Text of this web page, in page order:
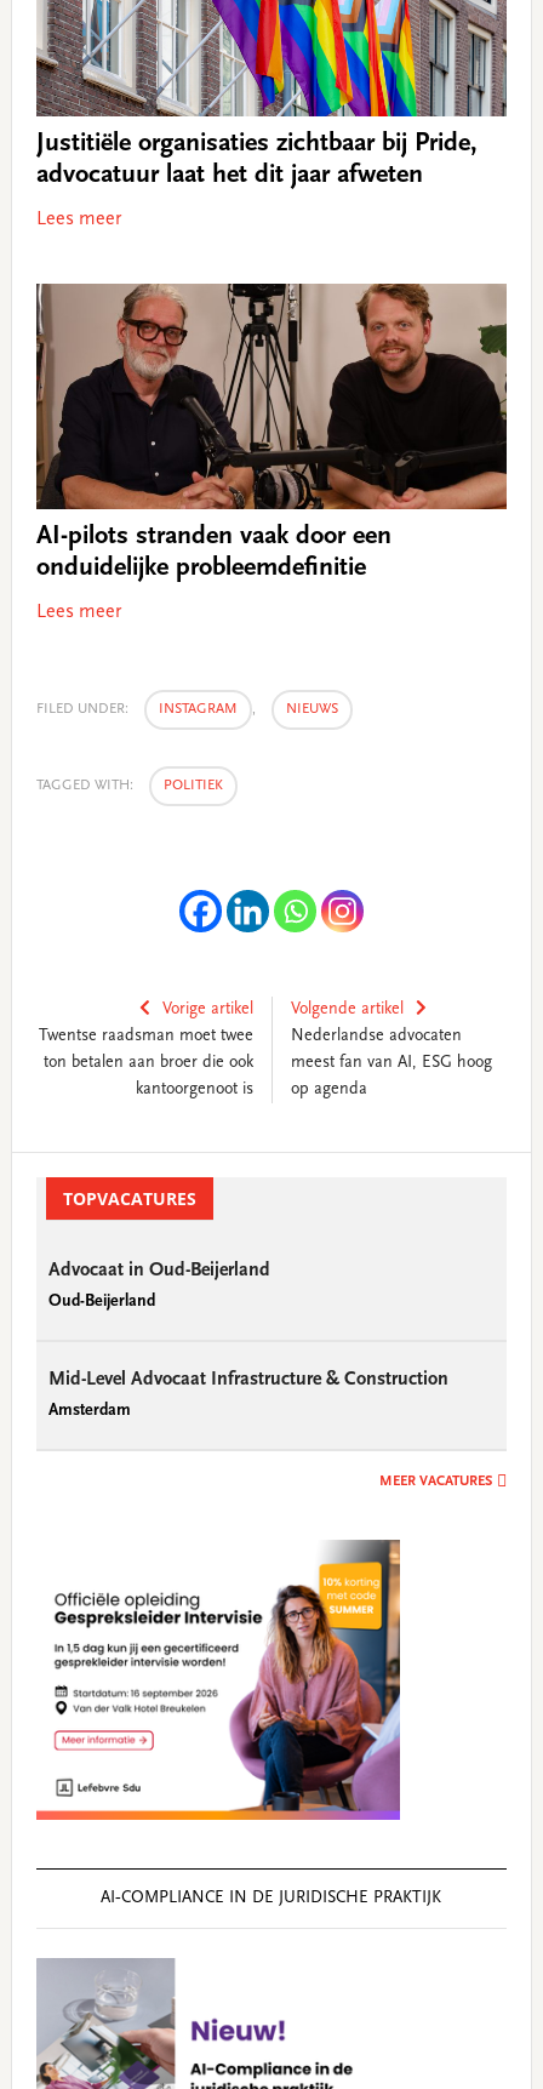
Justitiële organisaties zichtbaar bij Pride,
advocatuur laat het dit jaar afweten
Lees meer
AI-pilots stranden vaak door een
onduidelijke probleemdefinitie
Lees meer
FILED UNDER: INSTAGRAM , NIEUWS
TAGGED WITH: POLITIEK
Vorige artikel
Twentse raadsman moet twee
ton betalen aan broer die ook
kantoorgenoot is
Volgende artikel
Nederlandse advocaten
meest fan van AI, ESG hoog
op agenda
SidebarTOPVACATURES
Advocaat in Oud-Beijerland
Oud-Beijerland
Mid-Level Advocaat Infrastructure & Construction
Amsterdam
MEER VACATURES
AI‑COMPLIANCE IN DE JURIDISCHE PRAKTIJK